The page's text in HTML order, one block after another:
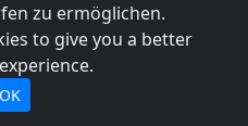
zu ermöglichen.
to give you a better
OK